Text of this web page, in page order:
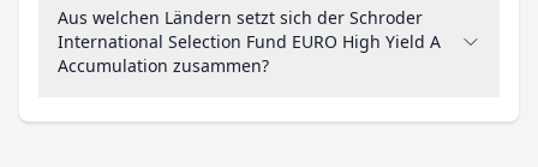
Aus welchen Ländern setzt sich der Schroder
International Selection Fund EURO High Yield A
Accumulation zusammen?